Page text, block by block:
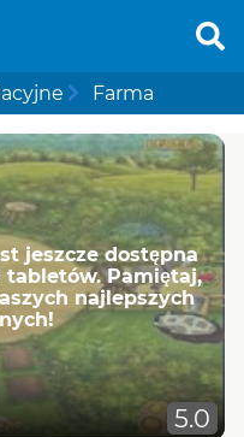
Farma
jeszcze dostępna
Pamiętaj,
najlepszych
5.0